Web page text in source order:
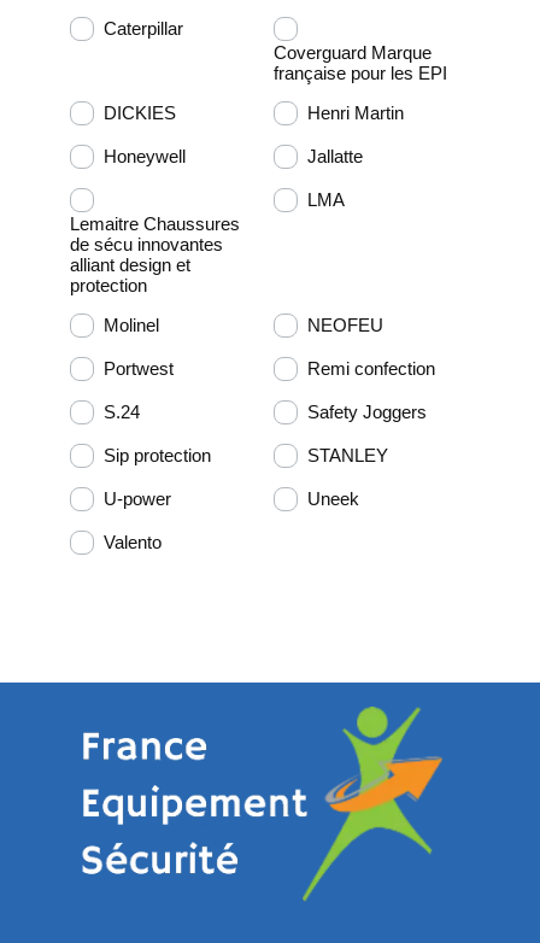
Caterpillar
Coverguard Marque
française pour les EPI
DICKIES
Henri Martin
Honeywell Jallatte
Lemaitre Chaussures
de sécu innovantes
alliant design et
protection
LMA
Molinel NEOFEU
Portwest Remi confection
S.24 Safety Joggers
Sip protection STANLEY
U-power Uneek
Valento